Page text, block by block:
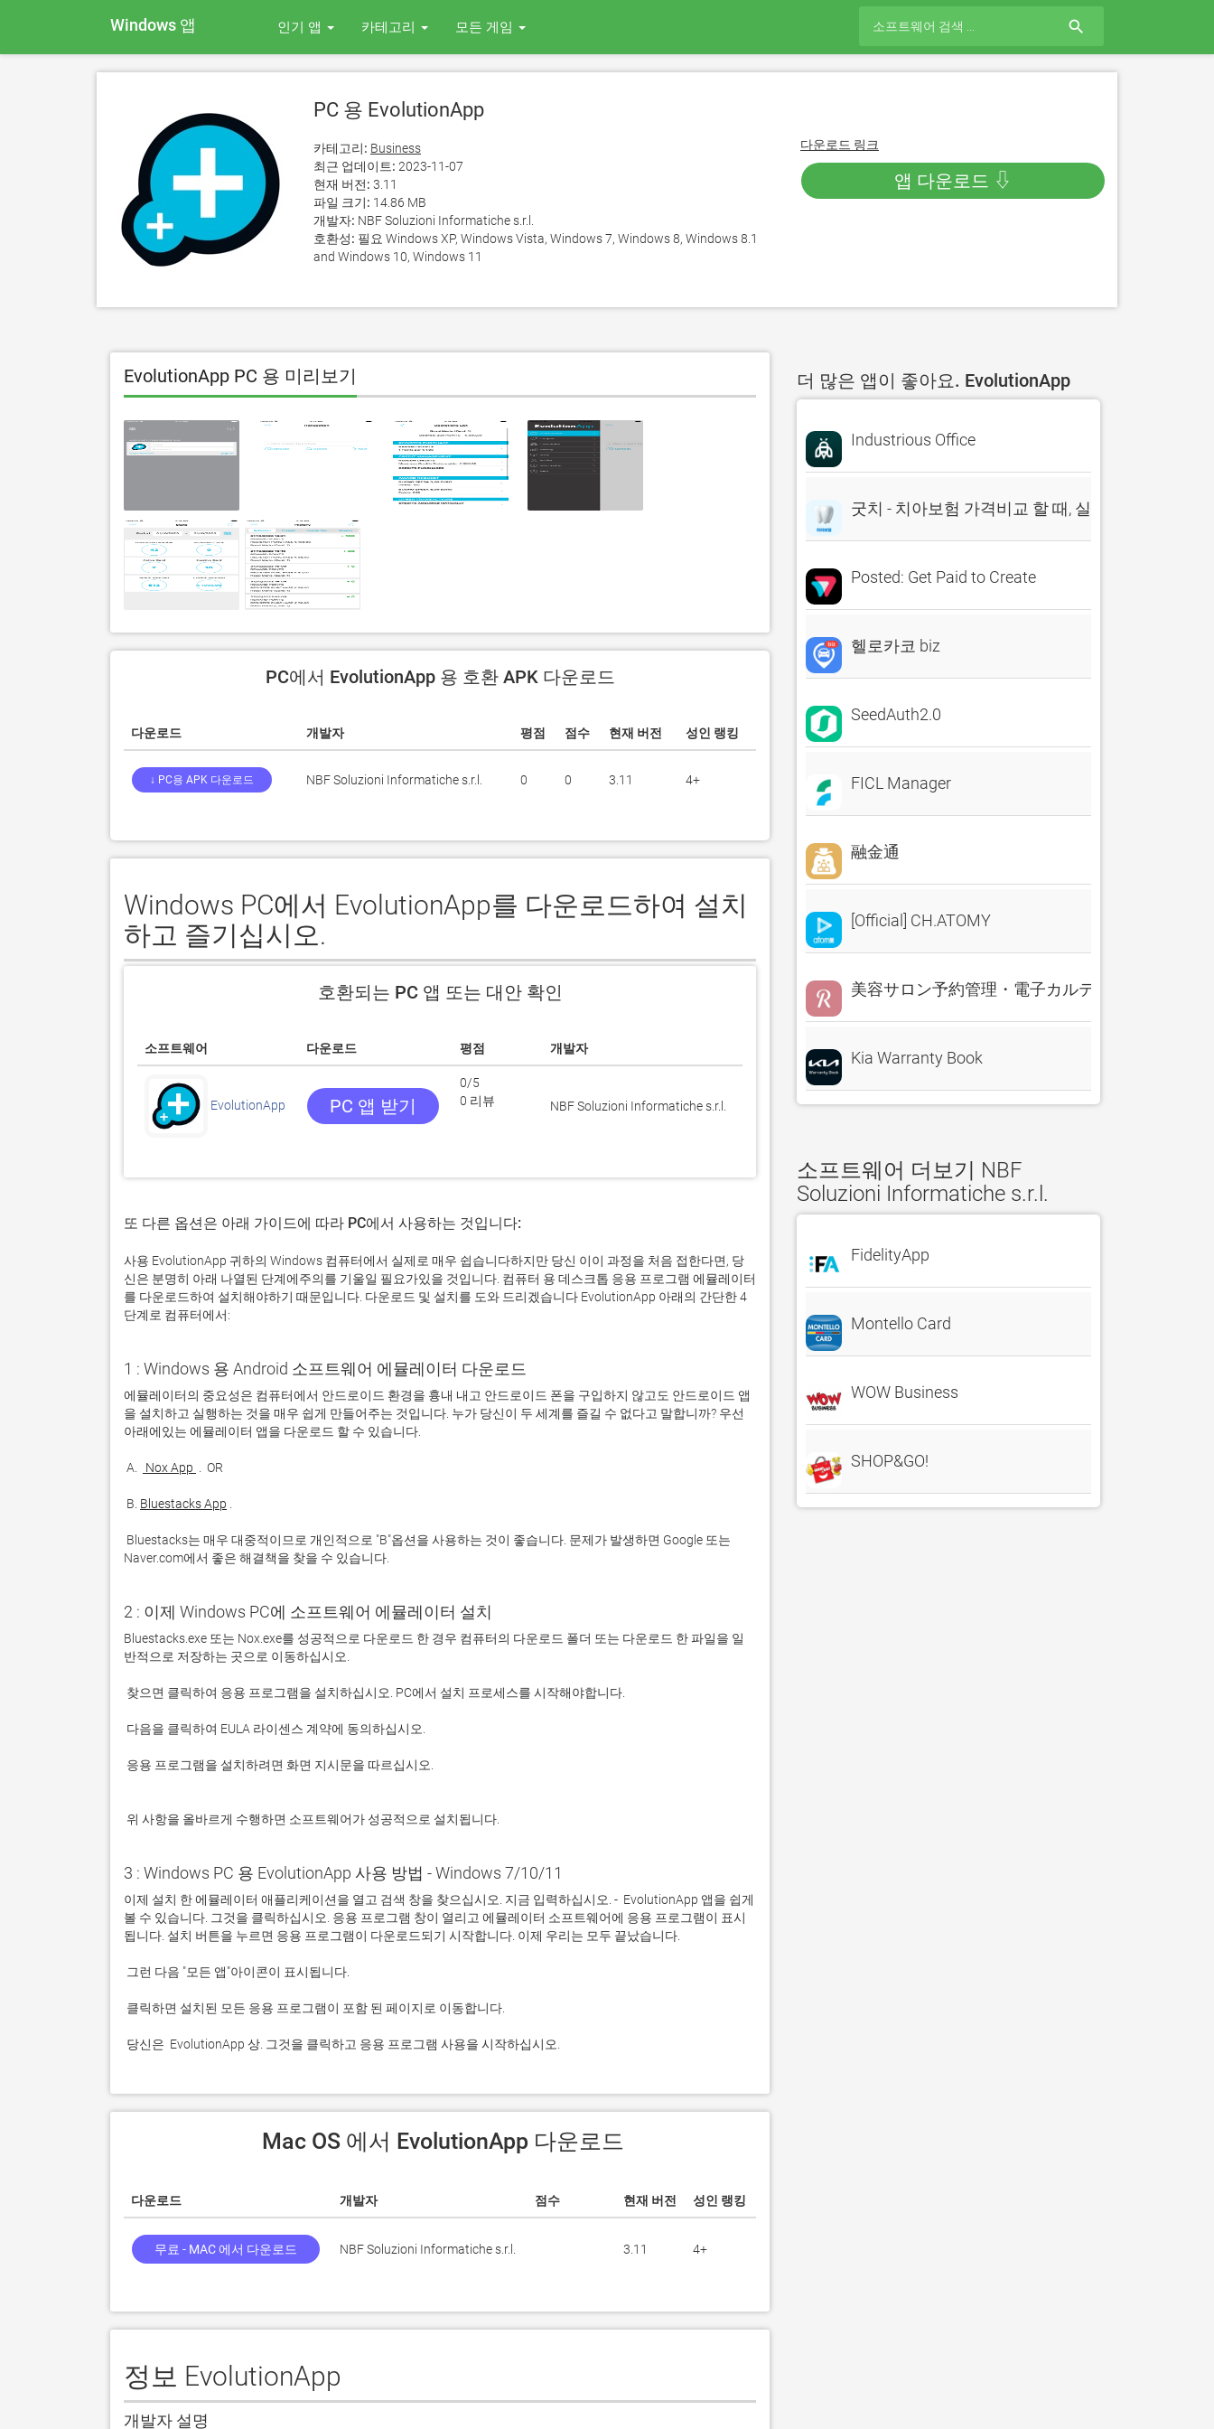
Windows 앱 인기 앱 카테고리 모든 게임 search
PC 용 EvolutionApp
카테고리: Business
최근 업데이트: 2023-11-07
현재 버전: 3.11
파일 크기: 14.86 MB
개발자: NBF Soluzioni Informatiche s.r.l.
호환성: 필요 Windows XP, Windows Vista, Windows 7, Windows 8, Windows 8.1
and Windows 10, Windows 11
다운로드 링크
앱 다운로드 ⇩
EvolutionApp PC 용 미리보기
PC에서 EvolutionApp 용 호환 APK 다운로드
다운로드 개발자 평점 점수 현재 버전 성인 랭킹
↓ PC용 APK 다운로드 NBF Soluzioni Informatiche s.r.l. 0 0 3.11 4+
Windows PC에서 EvolutionApp를 다운로드하여 설치
하고 즐기십시오.
호환되는 PC 앱 또는 대안 확인
소프트웨어 다운로드 평점 개발자
EvolutionApp PC 앱 받기
0/5
0 리뷰
NBF Soluzioni Informatiche s.r.l.
또 다른 옵션은 아래 가이드에 따라 PC에서 사용하는 것입니다:
사용 EvolutionApp 귀하의 Windows 컴퓨터에서 실제로 매우 쉽습니다하지만 당신 이이 과정을 처음 접한다면, 당
신은 분명히 아래 나열된 단계에주의를 기울일 필요가있을 것입니다. 컴퓨터 용 데스크톱 응용 프로그램 에뮬레이터
를 다운로드하여 설치해야하기 때문입니다. 다운로드 및 설치를 도와 드리겠습니다 EvolutionApp 아래의 간단한 4
단계로 컴퓨터에서:
1 : Windows 용 Android 소프트웨어 에뮬레이터 다운로드
에뮬레이터의 중요성은 컴퓨터에서 안드로이드 환경을 흉내 내고 안드로이드 폰을 구입하지 않고도 안드로이드 앱
을 설치하고 실행하는 것을 매우 쉽게 만들어주는 것입니다. 누가 당신이 두 세계를 즐길 수 없다고 말합니까? 우선
A. Nox App
B. Bluestacks App
Naver.com에서 좋은 해결책을 찾을 수 있습니다.
2 : 이제 Windows PC에 소프트웨어 에뮬레이터 설치
Bluestacks.exe 또는 Nox.exe를 성공적으로 다운로드 한 경우 컴퓨터의 다운로드 폴더 또는 다운로드 한 파일을 일
위 사항을 올바르게 수행하면 소프트웨어가 성공적으로 설치됩니다.
3 : Windows PC 용 EvolutionApp 사용 방법 - Windows 7/10/11
이제 설치 한 에뮬레이터 애플리케이션을 열고 검색 창을 찾으십시오. 지금 입력하십시오. -  EvolutionApp 앱을 쉽게
볼 수 있습니다. 그것을 클릭하십시오. 응용 프로그램 창이 열리고 에뮬레이터 소프트웨어에 응용 프로그램이 표시
당신은  EvolutionApp 상. 그것을 클릭하고 응용 프로그램 사용을 시작하십시오.
Mac OS 에서 EvolutionApp 다운로드
다운로드 개발자 점수 현재 버전 성인 랭킹
무료 - MAC 에서 다운로드 NBF Soluzioni Informatiche s.r.l. 3.11 4+
정보 EvolutionApp
개발자 설명
더 많은 앱이 좋아요. EvolutionApp
Industrious Office
굿치 - 치아보험 가격비교 할 때, 실시간 비교견적 앱
Posted: Get Paid to Create
헬로카코 biz
SeedAuth2.0
FICL Manager
融金通
[Official] CH.ATOMY
美容サロン予約管理・電子カルテ・売上分析
Kia Warranty Book
소프트웨어 더보기 NBF
Soluzioni Informatiche s.r.l.
FidelityApp
Montello Card
WOW Business
SHOP&GO!